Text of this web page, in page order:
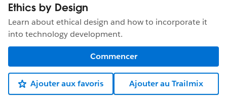
Ethics by Design
Learn about ethical design and how to incorporate it
into technology development.
Commencer
Ajouter aux favoris Ajouter au Trailmix